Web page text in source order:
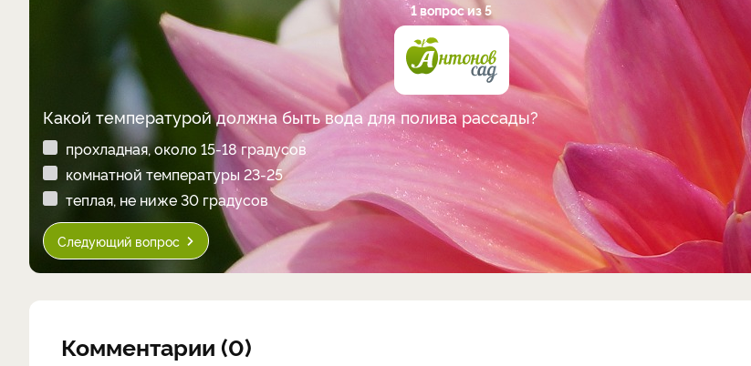
1 вопрос из 5
Какой температурой должна быть вода для полива рассады?
прохладная, около 15-18 градусов
комнатной температуры 23-25
теплая, не ниже 30 градусов
Следующий вопрос
Комментарии (0)